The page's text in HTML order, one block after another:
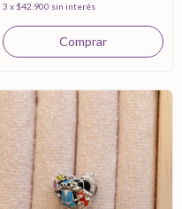
3 x $42.900 sin interés